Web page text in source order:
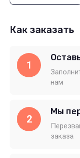
Как заказать
1
нам
2
Мы
заказа